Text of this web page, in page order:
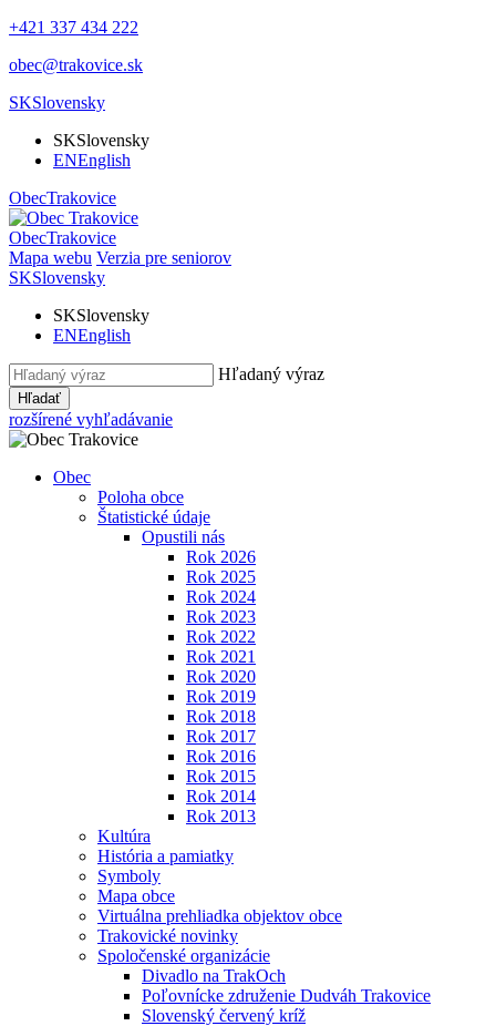
+421 337 434 222
obec@trakovice.sk
SKSlovensky
SKSlovensky
ENEnglish
ObecTrakovice
ObecTrakovice
Mapa webu Verzia pre seniorov
SKSlovensky
SKSlovensky
ENEnglish
Hľadaný výraz
Hľadať
rozšírené vyhľadávanie
Obec
Poloha obce
Štatistické údaje
Opustili nás
Rok 2026
Rok 2025
Rok 2024
Rok 2023
Rok 2022
Rok 2021
Rok 2020
Rok 2019
Rok 2018
Rok 2017
Rok 2016
Rok 2015
Rok 2014
Rok 2013
Kultúra
História a pamiatky
Symboly
Mapa obce
Virtuálna prehliadka objektov obce
Trakovické novinky
Spoločenské organizácie
Divadlo na TrakOch
Poľovnícke združenie Dudváh Trakovice
Slovenský červený kríž